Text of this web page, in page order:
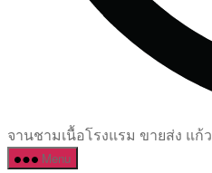
จานชามเนื้อโรงแรม ขายส่ง แ
Menu